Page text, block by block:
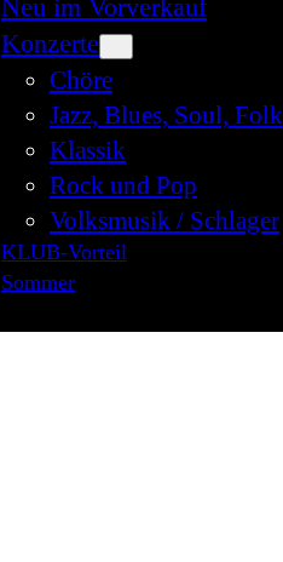
Neu im Vorverkauf
Konzerte
Chöre
Jazz, Blues, Soul, Folk
Klassik
Rock und Pop
Volksmusik / Schlager
KLUB-Vorteil
Sommer